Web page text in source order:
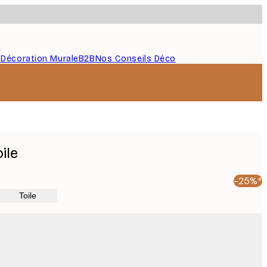
Décoration MuraleB2BNos Conseils Déco
-25%*
Toile